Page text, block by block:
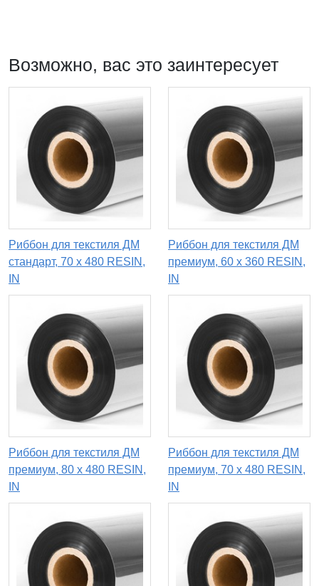
Возможно, вас это заинтересует
Риббон для текстиля ДМ
стандарт, 70 х 480 RESIN,
IN
Риббон для текстиля ДМ
премиум, 60 х 360 RESIN,
IN
Риббон для текстиля ДМ
премиум, 80 х 480 RESIN,
IN
Риббон для текстиля ДМ
премиум, 70 х 480 RESIN,
IN